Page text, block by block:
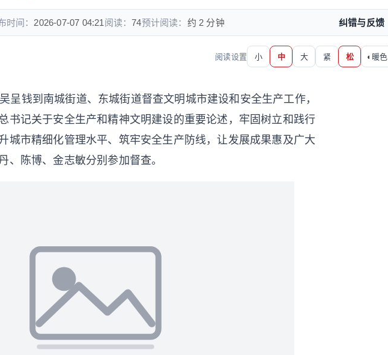
时间： 2026-07-07 04:21 阅读：74预计阅读： 约 2 分钟 纠错与反馈
阅读设置 小 中 大 紧 松 ◐ 暖色
呈钱到南城街道、东城街道督查文明城市建设和安全生产工作，
书记关于安全生产和精神文明建设的重要论述，牢固树立和践行
城市精细化管理水平、筑牢安全生产防线，让发展成果惠及广大
、陈博、金志敏分别参加督查。